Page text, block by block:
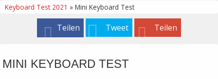
Keyboard Test 2021 » Mini Keyboard Test
Teilen Tweet Teilen
MINI KEYBOARD TEST